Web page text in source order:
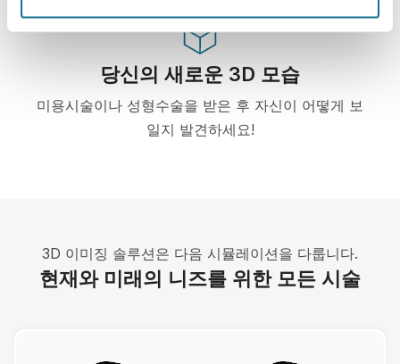
당신의 새로운 3D 모습
미용시술이나 성형수술을 받은 후 자신이 어떻게 보
일지 발견하세요!
3D 이미징 솔루션은 다음 시뮬레이션을 다룹니다.
현재와 미래의 니즈를 위한 모든 시술